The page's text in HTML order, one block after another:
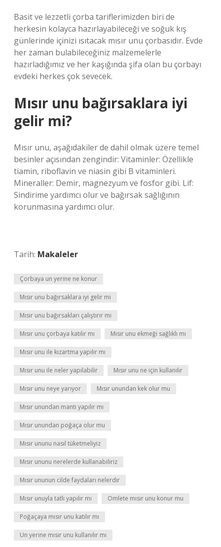
Basit ve lezzetli çorba tariflerimizden biri de
herkesin kolayca hazırlayabileceği ve soğuk kış
günlerinde içinizi ısıtacak mısır unu çorbasıdır. Evde
her zaman bulabileceğiniz malzemelerle
hazırladığımız ve her kaşığında şifa olan bu çorbayı
evdeki herkes çok sevecek.
Mısır unu bağırsaklara iyi
gelir mi?
Mısır unu, aşağıdakiler de dahil olmak üzere temel
besinler açısından zengindir: Vitaminler: Özellikle
tiamin, riboflavin ve niasin gibi B vitaminleri.
Mineraller: Demir, magnezyum ve fosfor gibi. Lif:
Sindirime yardımcı olur ve bağırsak sağlığının
korunmasına yardımcı olur.
Tarih: Makaleler
Çorbaya un yerine ne konur
Mısır unu bağırsaklara iyi gelir mi
Mısır unu bağırsakları çalıştırır mı
Mısır unu çorbaya katılır mı Mısır unu ekmeği sağlıklı mı
Mısır unu ile kızartma yapılır mı
Mısır unu ile neler yapılabilir Mısır unu ne için kullanılır
Mısır unu neye yarıyor Mısır unundan kek olur mu
Mısır unundan mantı yapılır mı
Mısır unundan poğaça olur mu
Mısır ununu nasıl tüketmeliyiz
Mısır ununu nerelerde kullanabiliriz
Mısır ununun cilde faydaları nelerdir
Mısır unuyla tatlı yapılır mı Omlete mısır unu konur mu
Poğaçaya mısır unu katılır mı
Un yerine mısır unu kullanılır mı